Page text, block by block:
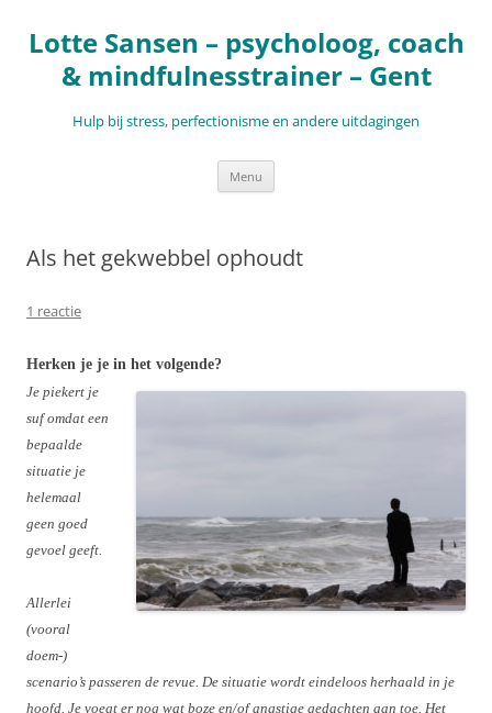
de
inhoud
Lotte Sansen – psycholoog, coach
& mindfulnesstrainer – Gent
Hulp bij stress, perfectionisme en andere uitdagingen
Menu
Als het gekwebbel ophoudt
1 reactie
Herken je je in het volgende?
Je piekert je
suf omdat een
bepaalde
situatie je
helemaal
geen goed
gevoel geeft.
Allerlei
(vooral
doem-)
scenario’s passeren de revue. De situatie wordt eindeloos herhaald in je
hoofd. Je voegt er nog wat boze en/of angstige gedachten aan toe. Het